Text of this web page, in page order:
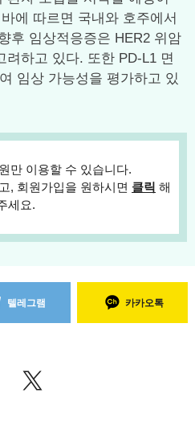
에 따르면 국내와 호주에서
후 임상적응증은 HER2 위암
려하고 있다. 또한 PD-L1 면
임상 가능성을 평가하고 있
만 이용할 수 있습니다.
, 회원가입을 원하시면 클릭 해
세요.
텔레그램 카카오톡
트위
터로